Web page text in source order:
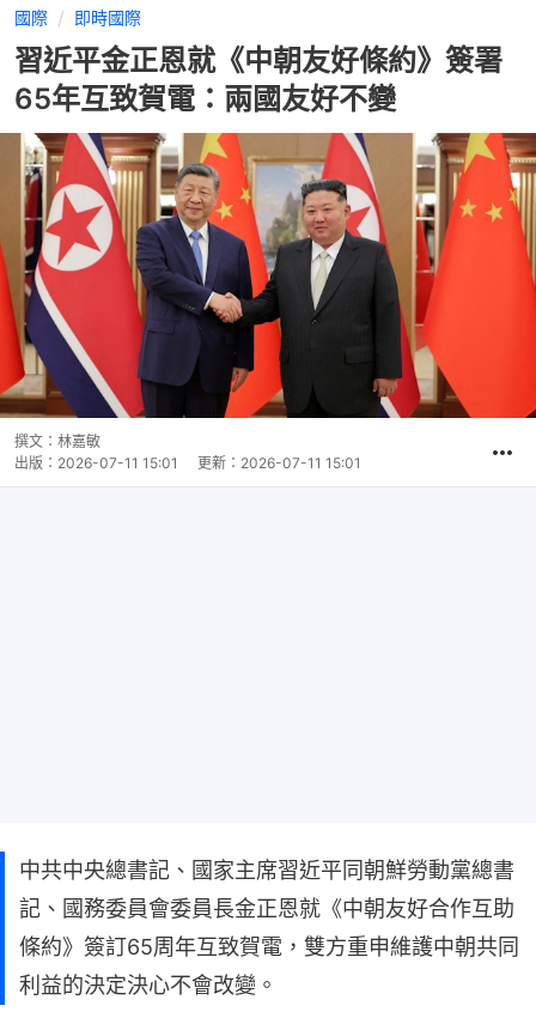
國際 即時國際
習近平金正恩就《中朝友好條約》簽署
65年互致賀電：兩國友好不變
撰文： 林嘉敏
出版： 2026-07-11 15:01 更新： 2026-07-11 15:01
中共中央總書記、國家主席習近平同朝鮮勞動黨總書
記、國務委員會委員長金正恩就《中朝友好合作互助
條約》簽訂65周年互致賀電，雙方重申維護中朝共同
利益的決定決心不會改變。